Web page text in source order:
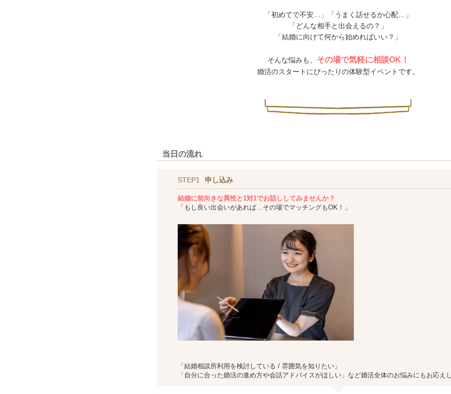
「初めてで不安…」「うまく話せるか心配…」
「どんな相手と出会えるの？」
「結婚に向けて何から始めればいい？」
そんな悩みも、 その場で気軽に相談OK！
婚活のスタートにぴったりの体験型イベントです。
当日の流れ
STEP1 申し込み
結婚に前向きな異性と1対1でお話ししてみませんか？
「もし良い出会いがあれば…その場でマッチングもOK！」
「結婚相談所利用を検討している / 雰囲気を知りたい」
「自分に合った婚活の進め方や会話アドバイスがほしい」など婚活全体のお悩みにもお応え